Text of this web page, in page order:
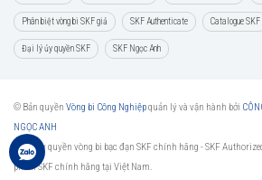
Phân biệt vòng bi SKF giả SKF Authenticate Catalogue SKF
Đại lý ủy quyền SKF SKF Ngọc Anh
© Bản quyền Vòng bi Công Nghiệpquản lý và vận hành bởi
NGỌC ANH
Đại lý ủy quyền vòng bi bạc đạn SKF chính hãng -SKF
phẩm SKF chính hãng tại Việt Nam.